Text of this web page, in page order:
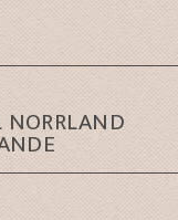
NORRLAND